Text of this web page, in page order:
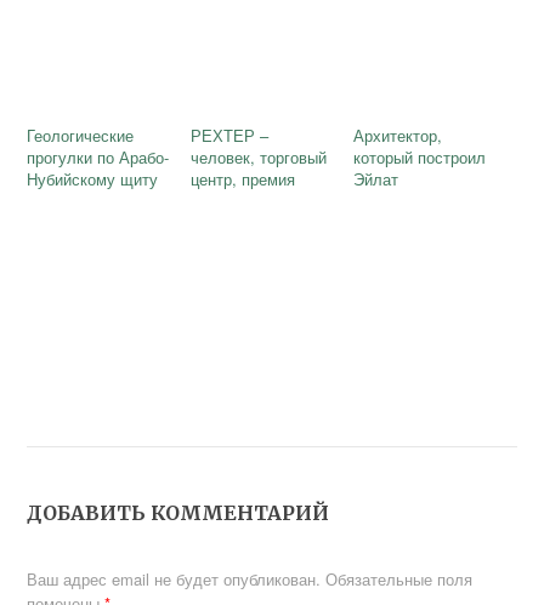
Геологические
прогулки по Арабо-
Нубийскому щиту
РЕХТЕР –
человек, торговый
центр, премия
Архитектор,
который построил
Эйлат
ДОБАВИТЬ КОММЕНТАРИЙ
Ваш адрес email не будет опубликован. Обязательные поля